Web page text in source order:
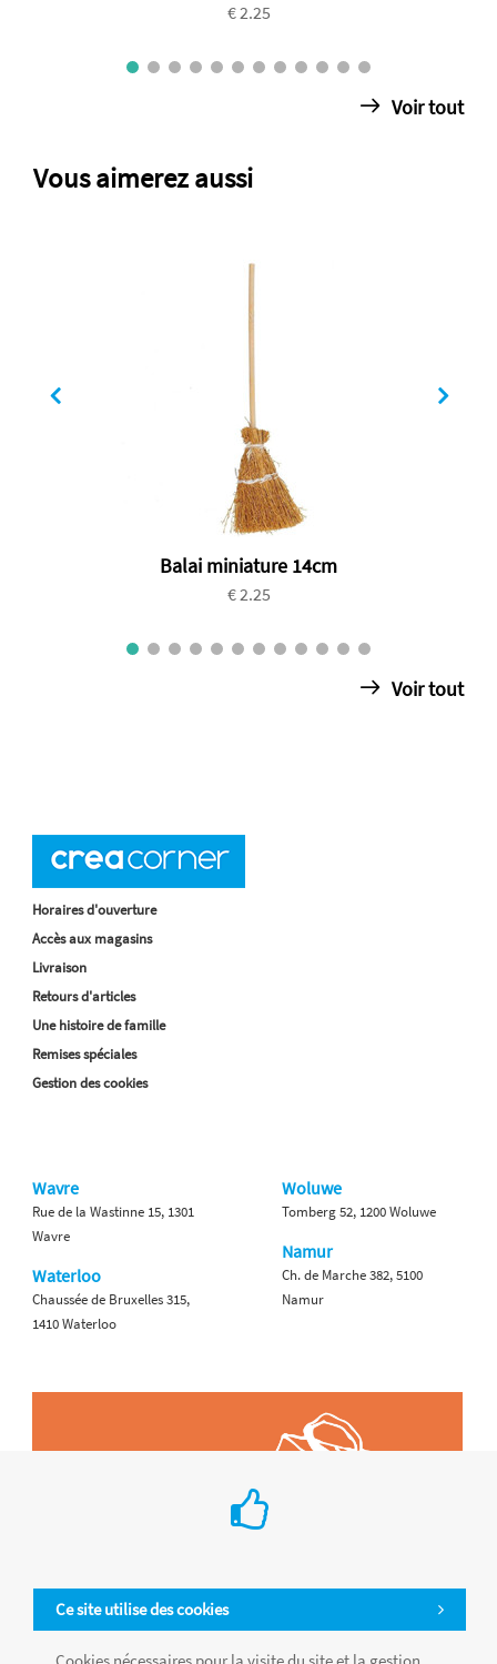
€ 2.25
Voir tout
Vous aimerez aussi
Balai miniature 14cm
€ 2.25
Voir tout
Ce site utilise des cookies
Horaires d'ouverture
Accès aux magasins
Livraison
Retours d'articles
Une histoire de famille
Remises spéciales
Gestion des cookies
Wavre
Rue de la Wastinne 15, 1301
Wavre
Waterloo
Chaussée de Bruxelles 315,
1410 Waterloo
Woluwe
Tomberg 52, 1200 Woluwe
Namur
Ch. de Marche 382, 5100
Namur